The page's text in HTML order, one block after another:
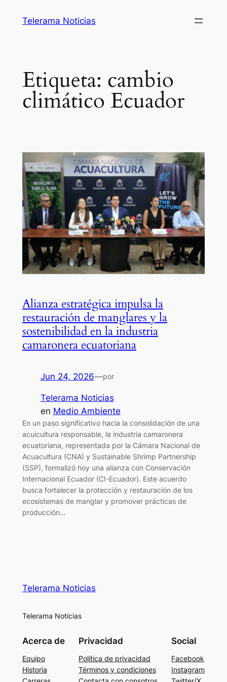
Telerama Noticias
Etiqueta: cambio
climático Ecuador
Alianza estratégica impulsa la
restauración de manglares y la
sostenibilidad en la industria
camaronera ecuatoriana
Jun 24, 2026—por
Telerama Noticias
en Medio Ambiente
En un paso significativo hacia la consolidación de una
acuicultura responsable, la industria camaronera
ecuatoriana, representada por la Cámara Nacional de
Acuacultura (CNA) y Sustainable Shrimp Partnership
(SSP), formalizó hoy una alianza con Conservación
Internacional Ecuador (CI-Ecuador). Este acuerdo
busca fortalecer la protección y restauración de los
ecosistemas de manglar y promover prácticas de
producción…
Telerama Noticias
Telerama Noticias
Acerca de
Equipo
Historia
Privacidad
Política de privacidad
Términos y condiciones
Social
Facebook
Instagram